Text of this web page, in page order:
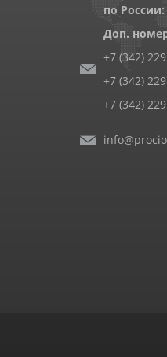
по России:
Доп.
+7 (342)
+7 (342)
+7 (342)